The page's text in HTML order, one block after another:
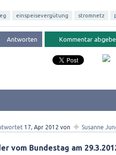
einspeisevergütung stromnetz
17, Apr 2012 von ✦ Susanne
vom Bundestag am